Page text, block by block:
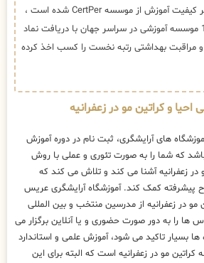
پی موفق به کسب رتبه برتر کیفیت آموزش از موسسه CertPer شده است ،
این مجموعه در بین 12000 موسسه آموزشی در سراسر جهان با دریافت نماد
آرایشی و مراقبت بهداشتی رتبه نخست را کسب اخذ کرده
و کراتین مو در زعفرانیه
های آرایشگری، ثبت نام در دوره آموزش
باشد که شما را به صورت تئوری و عملی با روش
در زعفرانیه آشنا می کند و تلاش می کند که
پیشرفته کمک کند. آموزشگاه آرایشگری عریس
مو در زعفرانیه از مدرسین منتخب و بین المللی
ها را به دور صورت حضوری و یا آنلاین برگزار می
ها بسیار تاکید می شود، آموزش علمی و استاندارد
کراتین مو در زعفرانیه است که البته برای این